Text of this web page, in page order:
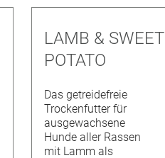
LAMB & SWEET
POTATO
Das getreidefreie
Trockenfutter für
ausgewachsene
Hunde aller Rassen
mit Lamm als